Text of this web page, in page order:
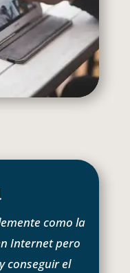
como la
Internet pero
conseguir el